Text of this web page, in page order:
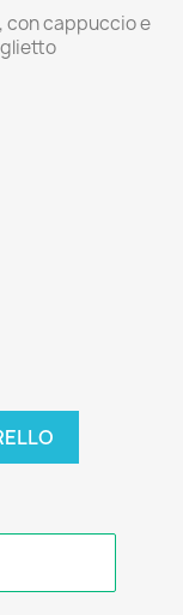
con cappuccio e